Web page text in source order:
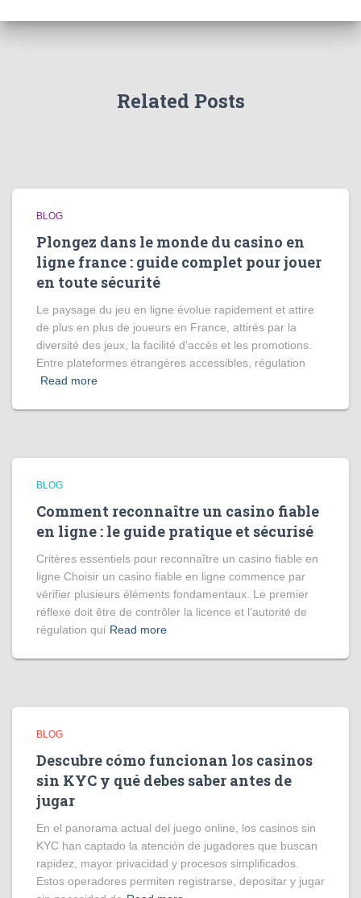
Related Posts
BLOG
Plongez dans le monde du casino en
ligne france : guide complet pour jouer
en toute sécurité
Le paysage du jeu en ligne évolue rapidement et attire
de plus en plus de joueurs en France, attirés par la
diversité des jeux, la facilité d’accès et les promotions.
Entre plateformes étrangères accessibles, régulation
Read more
BLOG
Comment reconnaître un casino fiable
en ligne : le guide pratique et sécurisé
Critères essentiels pour reconnaître un casino fiable en
ligne Choisir un casino fiable en ligne commence par
vérifier plusieurs éléments fondamentaux. Le premier
réflexe doit être de contrôler la licence et l’autorité de
régulation qui Read more
BLOG
Descubre cómo funcionan los casinos
sin KYC y qué debes saber antes de
jugar
En el panorama actual del juego online, los casinos sin
KYC han captado la atención de jugadores que buscan
rapidez, mayor privacidad y procesos simplificados.
Estos operadores permiten registrarse, depositar y jugar